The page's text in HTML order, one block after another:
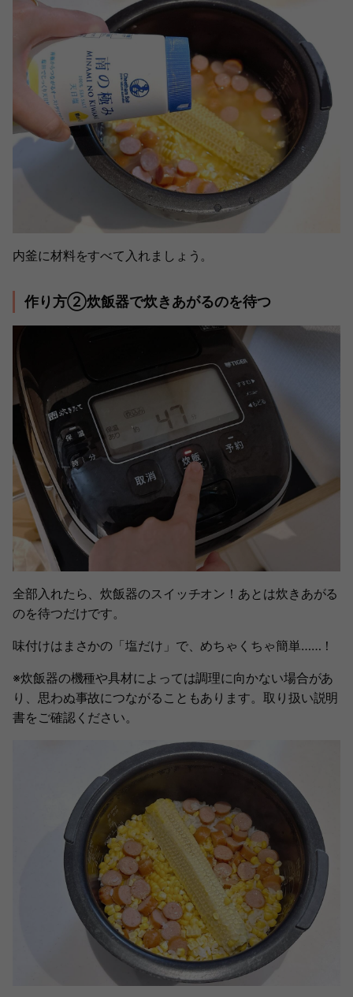
内釜に材料をすべて入れましょう。
作り方②炊飯器で炊きあがるのを待つ
全部入れたら、炊飯器のスイッチオン！あとは炊きあがる
のを待つだけです。
味付けはまさかの「塩だけ」で、めちゃくちゃ簡単……！
※炊飯器の機種や具材によっては調理に向かない場合があ
り、思わぬ事故につながることもあります。取り扱い説明
書をご確認ください。